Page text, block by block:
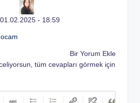
01.02.2025 - 18:59
Bir Yorum Ekle
tüm cevapları görmek için